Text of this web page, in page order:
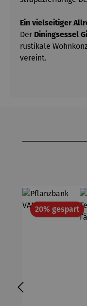
Ein vielseitiger
Der Diningsessel
rustikale
vereint.
20% gespart